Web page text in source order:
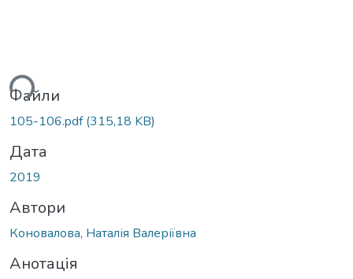
Файли
105-106.pdf(315,18 KB)
Дата
2019
Автори
Коновалова, Наталія Валеріївна
Анотація